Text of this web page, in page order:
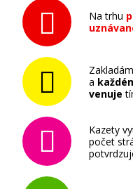
Na trhu
a
venuje
Kazety
počet